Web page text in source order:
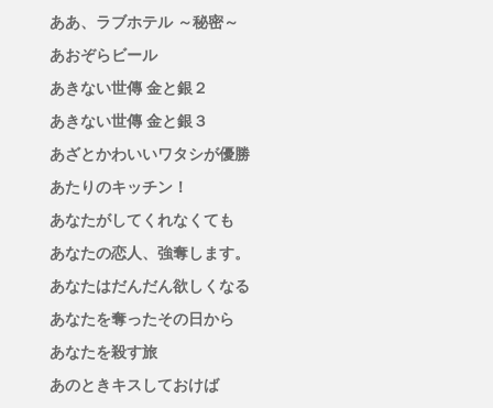
ああ、ラブホテル ～秘密～
あおぞらビール
あきない世傳 金と銀２
あきない世傳 金と銀３
あざとかわいいワタシが優勝
あたりのキッチン！
あなたがしてくれなくても
あなたの恋人、強奪します。
あなたはだんだん欲しくなる
あなたを奪ったその日から
あなたを殺す旅
あのときキスしておけば